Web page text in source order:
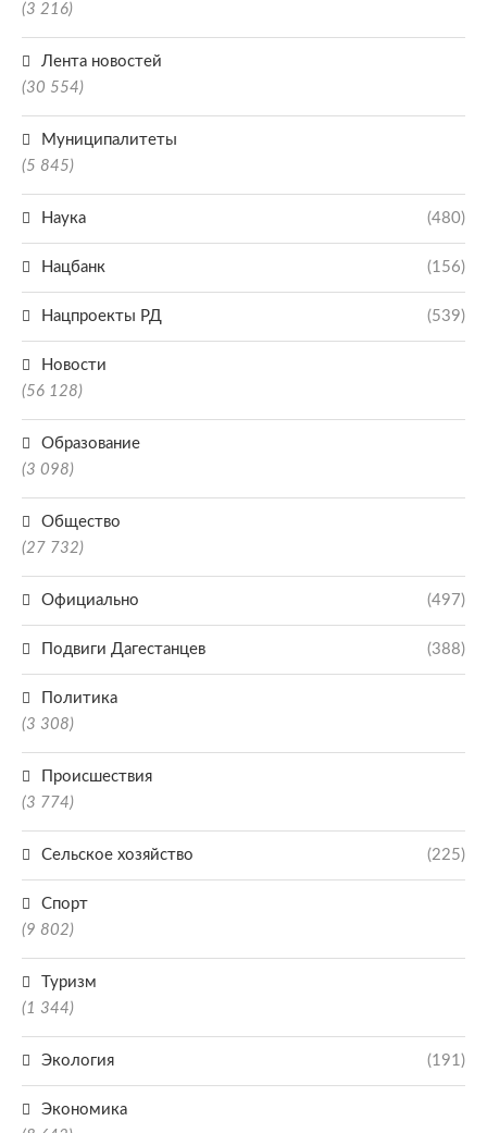
(3 216)
Лента новостей
(30 554)
Муниципалитеты
(5 845)
Наука (480)
Нацбанк (156)
Нацпроекты РД (539)
Новости
(56 128)
Образование
(3 098)
Общество
(27 732)
Официально (497)
Подвиги Дагестанцев (388)
Политика
(3 308)
Происшествия
(3 774)
Сельское хозяйство (225)
Спорт
(9 802)
Туризм
(1 344)
Экология (191)
Экономика